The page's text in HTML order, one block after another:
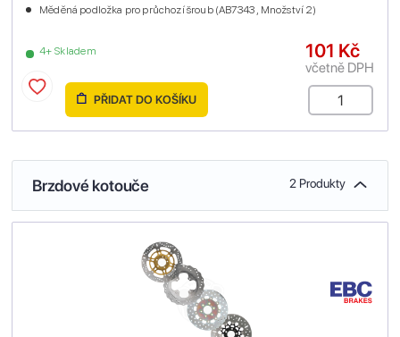
4+ Skladem
Měděná podložka pro průchozí šroub (AB7343 , Množství 2)
101 Kč
včetně DPH
PŘIDAT DO KOŠÍKU
Brzdové kotouče 2 Produkty